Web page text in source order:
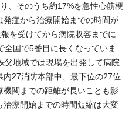
、そのうち約17%を急性心筋梗
症から治療開始までの時間が
を受けてから病院収容までに
国で5番目に長くなっていま
父地域では現場を出発して病院
27消防本部中、最下位の27位
関までの距離が長いことも影
療開始までの時間短縮は大変